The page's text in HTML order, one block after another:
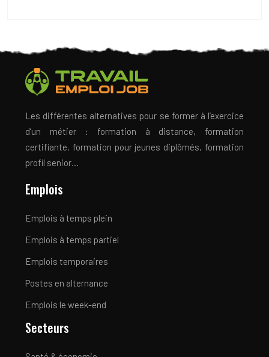
Les différentes alternatives pour se former à l’exercice
d’un métier : formation à distance, formation
certifiante, formation pour jeunes diplômés, formation
profil senior…
Emplois
Emplois à temps plein
Emplois à temps partiel
Emplois temporaires
Postes en alternance
Emplois le week-end
Secteurs